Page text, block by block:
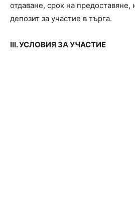
отдаване, срок на
депозит за участие в търга.
III. УСЛОВИЯ ЗА УЧАСТИЕ